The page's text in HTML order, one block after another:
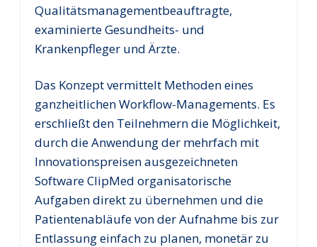
Qualitätsmanagementbeauftragte,
examinierte Gesundheits- und
Krankenpfleger und Ärzte.
Das Konzept vermittelt Methoden eines
ganzheitlichen Workflow-Managements. Es
erschließt den Teilnehmern die Möglichkeit,
durch die Anwendung der mehrfach mit
Innovationspreisen ausgezeichneten
Software ClipMed organisatorische
Aufgaben direkt zu übernehmen und die
Patientenabläufe von der Aufnahme bis zur
Entlassung einfach zu planen, monetär zu